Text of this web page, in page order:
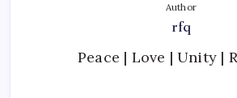
Author
rfq
Peace | Love | Unity |